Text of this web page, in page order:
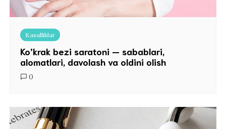
Kasalliklar
Ko’krak bezi saratoni — sabablari,
alomatlari, davolash va oldini olish
0